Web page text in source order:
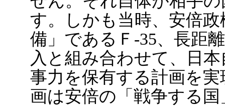
す。しかも当時、安倍
備」であるＦ-35、長距
入と組み合わせて、日
事力を保有する計画を
画は安倍の「戦争する